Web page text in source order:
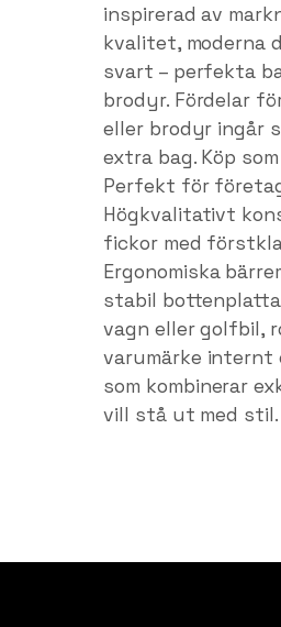
inspirerad av
kvalitet, moderna
svart – perfekta
brodyr. Fördelar
eller brodyr ingår
extra bag. Köp
Perfekt för
Högkvalitativt
fickor med
Ergonomiska
stabil bottenplatta
vagn eller golfbil,
varumärke internt
som kombinerar
vill stå ut med stil.